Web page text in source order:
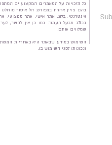
כל הזכויות על המאמרים המקצועיים
בהם צויין אחרת במפורש. חל איסור
אינטרנטי, בלוג, אתר אישי, אתר מקצועי,
בכתב מבעל העמוד. כמו כן אין לקשר,
שמלווים אותם.
השימוש במידע שבאתר היא באחריות
ונכונותו לפני השימוש בו.